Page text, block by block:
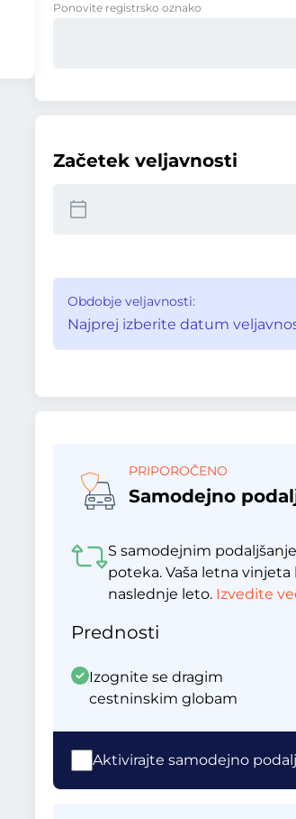
Ponovite registrsko oznako
Začetek veljavnosti
Obdobje veljavnosti:
Najprej izberite datum
PRIPOROČENO
Samodejno
S samodejnim
poteka. Vaša letna
naslednje leto. Izvedite
Prednosti
Izognite se dragim
cestninskim globam
Aktivirajte samodejno